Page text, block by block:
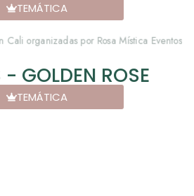
TEMÁTICA
GOLDEN ROSE
TEMÁTICA